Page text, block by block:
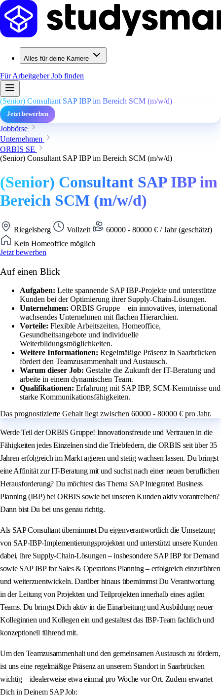
Alles für deine Karriere
Für ArbeitgeberJob finden
(Senior) Consultant SAP IBP im Bereich SCM (m/w/d)
Jetzt bewerben
Jobbörse
Unternehmen
ORBIS SE
(Senior) Consultant SAP IBP im Bereich SCM (m/w/d)
(Senior) Consultant SAP IBP im
Bereich SCM (m/w/d)
Riegelsberg Vollzeit
60000 - 80000 € / Jahr (geschätzt)
Kein Homeoffice möglich
Jetzt bewerben
Auf einen Blick
Aufgaben: Leite spannende SAP IBP-Projekte und unterstütze
Kunden bei der Optimierung ihrer Supply-Chain-Lösungen.
Unternehmen: ORBIS Gruppe – ein innovatives, international
wachsendes Unternehmen mit flachen Hierarchien.
Vorteile: Flexible Arbeitszeiten, Homeoffice,
Gesundheitsangebote und individuelle
Weiterbildungsmöglichkeiten.
Weitere Informationen: Regelmäßige Präsenz in Saarbrücken
fördert den Teamzusammenhalt und Austausch.
Warum dieser Job: Gestalte die Zukunft der IT-Beratung und
arbeite in einem dynamischen Team.
Qualifikationen: Erfahrung mit SAP IBP, SCM-Kenntnisse und
starke Kommunikationsfähigkeiten.
Das prognostizierte Gehalt liegt zwischen 60000 - 80000 € pro Jahr.
Werde Teil der ORBIS Gruppe! Innovationsfreude und Vertrauen in die
Fähigkeiten jedes Einzelnen sind die Triebfedern, die ORBIS seit über 35
Jahren erfolgreich im Markt agieren und stetig wachsen lassen. Du bringst
eine Affinität zur IT-Beratung mit und suchst nach einer neuen beruflichen
Herausforderung? Du möchtest das Thema SAP Integrated Business
Planning (IBP) bei ORBIS sowie bei unseren Kunden aktiv vorantreiben?
Dann bist Du bei uns genau richtig.
Als SAP Consultant übernimmst Du eigenverantwortlich die Umsetzung
von SAP-IBP‑Implementierungsprojekten und unterstützt unsere Kunden
dabei, ihre Supply-Chain-Lösungen – insbesondere SAP IBP for Demand
sowie SAP IBP for Sales & Operations Planning – erfolgreich einzuführen
und weiterzuentwickeln. Darüber hinaus übernimmst Du Verantwortung
in der Leitung von Projekten und Teilprojekten innerhalb eines agilen
Teams. Du bringst Dich aktiv in die Einarbeitung und Ausbildung neuer
Kolleginnen und Kollegen ein und gestaltest das IBP-Team fachlich und
konzeptionell führend mit.
Um den Teamzusammenhalt und den gemeinsamen Austausch zu fördern,
ist uns eine regelmäßige Präsenz an unserem Standort in Saarbrücken
wichtig – idealerweise etwa einmal pro Woche vor Ort. Zudem erwartet
Dich in Deinem SAP Job: